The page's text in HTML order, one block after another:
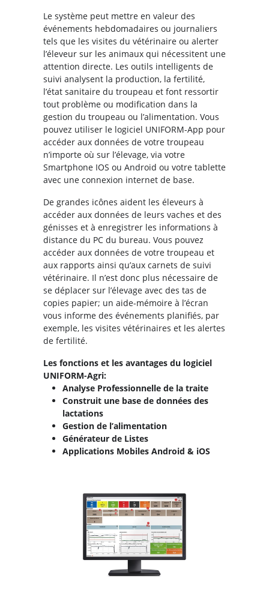
Le système peut mettre en valeur des
événements hebdomadaires ou journaliers
tels que les visites du vétérinaire ou alerter
l’éleveur sur les animaux qui nécessitent une
attention directe. Les outils intelligents de
suivi analysent la production, la fertilité,
l’état sanitaire du troupeau et font ressortir
tout problème ou modification dans la
gestion du troupeau ou l’alimentation. Vous
pouvez utiliser le logiciel UNIFORM-App pour
accéder aux données de votre troupeau
n’importe où sur l’élevage, via votre
Smartphone IOS ou Android ou votre tablette
avec une connexion internet de base.
De grandes icônes aident les éleveurs à
accéder aux données de leurs vaches et des
génisses et à enregistrer les informations à
distance du PC du bureau. Vous pouvez
accéder aux données de votre troupeau et
aux rapports ainsi qu’aux carnets de suivi
vétérinaire. Il n’est donc plus nécessaire de
se déplacer sur l’élevage avec des tas de
copies papier; un aide-mémoire à l’écran
vous informe des événements planifiés, par
exemple, les visites vétérinaires et les alertes
de fertilité.
Les fonctions et les avantages du logiciel
UNIFORM-Agri:
Analyse Professionnelle de la traite
Construit une base de données des
lactations
Gestion de l’alimentation
Générateur de Listes
Applications Mobiles Android & iOS